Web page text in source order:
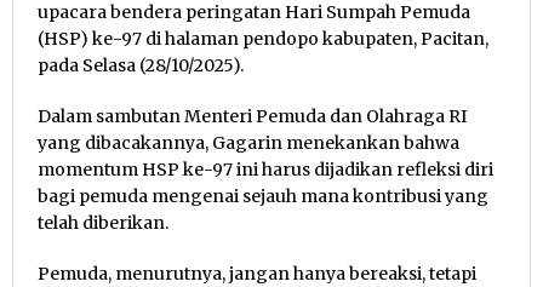
upacara bendera peringatan Hari Sumpah Pemuda
(HSP) ke-97 di halaman pendopo kabupaten, Pacitan,
pada Selasa (28/10/2025).
Dalam sambutan Menteri Pemuda dan Olahraga RI
yang dibacakannya, Gagarin menekankan bahwa
momentum HSP ke-97 ini harus dijadikan refleksi diri
bagi pemuda mengenai sejauh mana kontribusi yang
telah diberikan.
Pemuda, menurutnya, jangan hanya bereaksi, tetapi